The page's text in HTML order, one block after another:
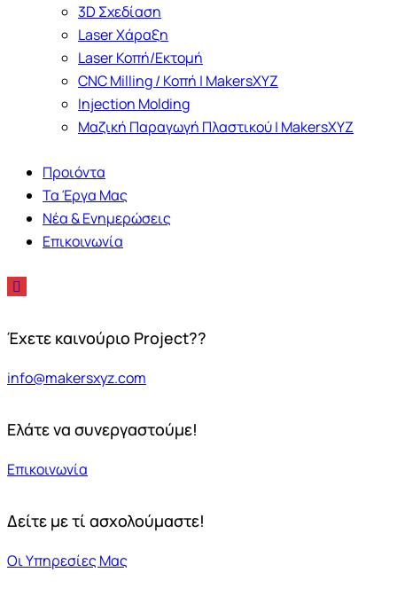
3D Σχεδίαση
Laser Χάραξη
Laser Κοπή/Εκτομή
CNC Milling / Κοπή | MakersXYZ
Injection Molding
Μαζική Παραγωγή Πλαστικού | MakersXYZ
Προιόντα
Τα Έργα Μας
Νέα & Ενημερώσεις
Επικοινωνία
Έχετε καινούριο Project??
info@makersxyz.com
Ελάτε να συνεργαστούμε!
Επικοινωνία
Δείτε με τί ασχολούμαστε!
Οι Υπηρεσίες Μας